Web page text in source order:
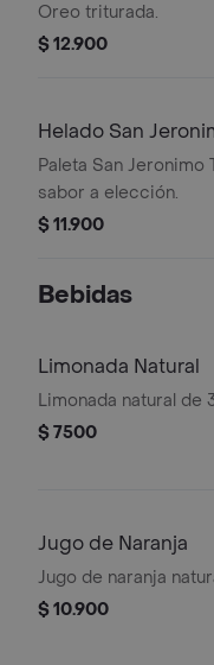
Oreo triturada.
$ 12.900
Helado San
Paleta San Jeronimo
sabor a elección.
$ 11.900
Bebidas
Limonada Natural
Limonada natural de
$ 7500
Jugo de Naranja
Jugo de naranja
$ 10.900